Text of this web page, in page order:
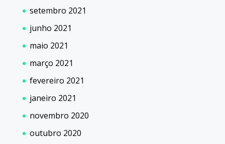
setembro 2021
junho 2021
maio 2021
março 2021
fevereiro 2021
janeiro 2021
novembro 2020
outubro 2020